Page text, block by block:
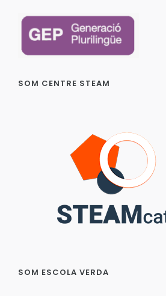
SOM CENTRE STEAM
SOM ESCOLA VERDA